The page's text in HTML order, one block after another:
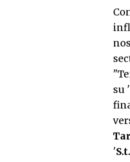
"
su '
'